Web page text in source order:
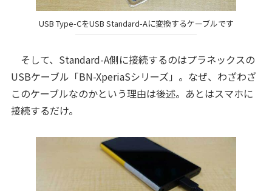
USB Type-CをUSB Standard-Aに変換するケーブルです
そして、Standard-A側に接続するのはプラネックスの
USBケーブル「BN-XperiaSシリーズ」。なぜ、わざわざ
このケーブルなのかという理由は後述。あとはスマホに
接続するだけ。